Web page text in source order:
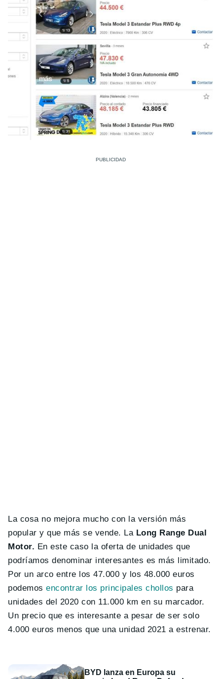
La cosa no mejora mucho con la versión más
popular y que más se vende. La Long Range Dual
Motor. En este caso la oferta de unidades que
podríamos denominar interesantes es más limitado.
Por un arco entre los 47.000 y los 48.000 euros
podemosencontrar los principales chollos para
unidades del 2020 con 11.000 km en su marcador.
Un precio que es interesante a pesar de ser solo
4.000 euros menos que una unidad 2021 a estrenar.
BYD lanza en Europa su